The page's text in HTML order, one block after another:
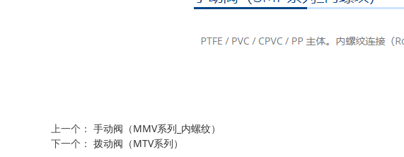
上一个： 手动阀（MMV系列_内螺纹）
下一个： 拨动阀（MTV系列）